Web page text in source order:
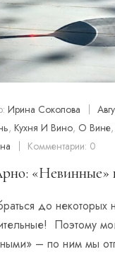
Ирина Соколова
, Кухня И Вино, О Вине,
Комментарии: 0
«Невинные»
до некоторых
Поэтому
– по ним мы